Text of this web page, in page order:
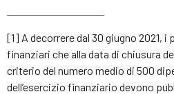
[1] A decorrere dal 30 giugno 2021,
finanziari che alla data di chiusura
criterio del numero medio di 500
dell’esercizio finanziario devono